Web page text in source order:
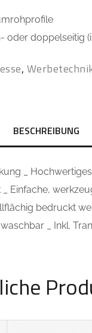
oder doppelseitig
,
BESCHREIBUNG
_
Einfache,
bedruckt
_ Inkl.